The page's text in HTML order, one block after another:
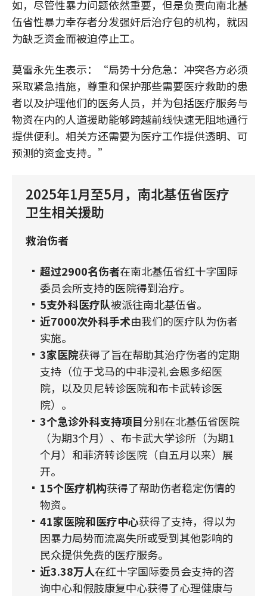
如，尽管性暴力问题依然重要，但是负责向南北基
伍省性暴力幸存者分发强奸后治疗包的机构，就因
为缺乏资金而被迫停止工。
莫雷永先生表示：“局势十分危急：冲突各方必须
采取紧急措施，尊重和保护那些需要医疗救助的患
者以及护理他们的医务人员，并为包括医疗服务与
物资在内的人道援助能够跨越前线快速无阻地通行
提供便利。相关方还需要为医疗工作提供透明、可
预测的资金支持。”
2025年1月至5月，南北基伍省医疗
卫生相关援助
救治伤者
超过2900名伤者在南北基伍省红十字国际
委员会所支持的医院得到治疗。
5支外科医疗队被派往南北基伍省。
近7000次外科手术由我们的医疗队为伤者
实施。
3家医院获得了旨在帮助其治疗伤者的定期
支持（位于戈马的中非浸礼会恩多绍医
院，以及贝尼转诊医院和布卡武转诊医
院）。
3个急诊外科支持项目分别在北基伍省医院
（为期3个月）、布卡武大学诊所（为期1
个月）和菲济转诊医院（自五月以来）展
开。
15个医疗机构获得了帮助伤者稳定伤情的
物资。
41家医院和医疗中心获得了支持，得以为
因暴力局势而流离失所或受到其他影响的
民众提供免费的医疗服务。
近3.38万人在红十字国际委员会支持的咨
询中心和假肢康复中心获得了心理健康与